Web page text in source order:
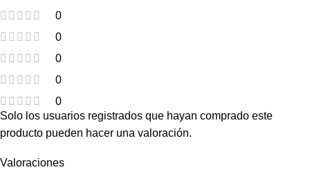
0
0
0
0
0
Valoraciones
Solo los usuarios registrados que hayan comprado este
producto pueden hacer una valoración.